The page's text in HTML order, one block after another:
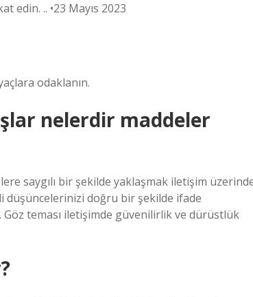
edin. .. •23 Mayıs 2023
odaklanın.
nelerdir maddeler
saygılı bir şekilde yaklaşmak iletişim
doğru bir şekilde ifade
Göz teması iletişimde güvenilirlik ve dürüstlük